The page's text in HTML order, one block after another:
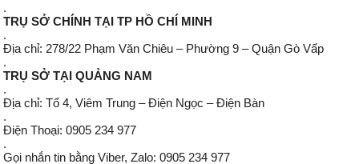
.
TRỤ SỞ CHÍNH TẠI TP HỒ CHÍ MINH
.
Địa chỉ: 278/22 Phạm Văn Chiêu – Phường 9 – Quận Gò Vấp
.
TRỤ SỞ TẠI QUẢNG NAM
.
Địa chỉ: Tổ 4, Viêm Trung – Điện Ngọc – Điện Bàn
.
Điện Thoại: 0905 234 977
.
Gọi nhắn tin bằng Viber, Zalo: 0905 234 977